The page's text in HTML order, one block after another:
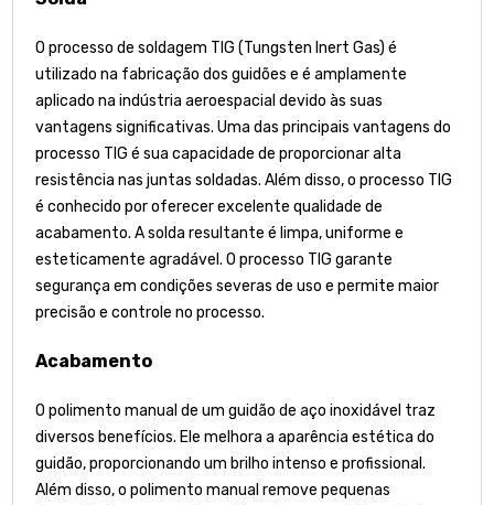
O processo de soldagem TIG (Tungsten Inert Gas) é
utilizado na fabricação dos guidões e é amplamente
aplicado na indústria aeroespacial devido às suas
vantagens significativas. Uma das principais vantagens do
processo TIG é sua capacidade de proporcionar alta
resistência nas juntas soldadas. Além disso, o processo TIG
é conhecido por oferecer excelente qualidade de
acabamento. A solda resultante é limpa, uniforme e
esteticamente agradável. O processo TIG garante
segurança em condições severas de uso e permite maior
precisão e controle no processo.
Acabamento
O polimento manual de um guidão de aço inoxidável traz
diversos benefícios. Ele melhora a aparência estética do
guidão, proporcionando um brilho intenso e profissional.
Além disso, o polimento manual remove pequenas